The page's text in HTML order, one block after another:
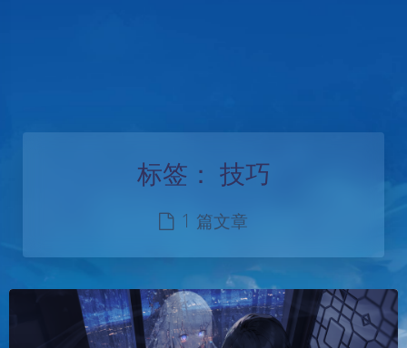
标签： 技巧
1 篇文章